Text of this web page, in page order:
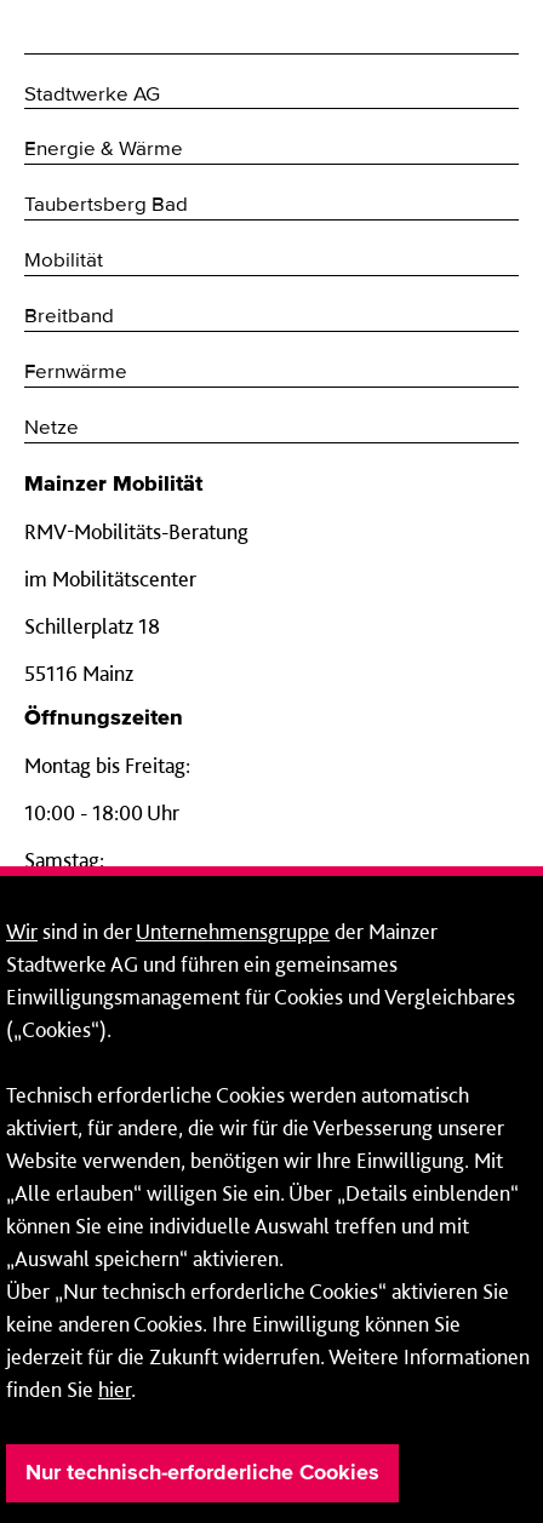
Stadtwerke AG
Energie & Wärme
Taubertsberg Bad
Mobilität
Breitband
Fernwärme
Netze
Mainzer Mobilität
RMV-Mobilitäts-Beratung
im Mobilitätscenter
Schillerplatz 18
55116 Mainz
Öffnungszeiten
Montag bis Freitag:
10:00 - 18:00 Uhr
Samstag:
24-Stunden-Telefon*
06131 – 12 77 77
Fax: 06131 – 12 66 66
* Montags bis freitags bis 7 und ab 18 Uhr sowie an
Wochenenden und Feiertagen ganztags werden Ihre
Anrufe je nach Themenauswahl an ein Callcenter des
RMV oder von nextbike weitergeleitet. Dort erhalten Sie
ausschließlich Auskünfte zum Fahrplan bzw. zu
meinRad.
Wirsind in derUnternehmensgruppe der Mainzer
Stadtwerke AG und führen ein gemeinsames
Einwilligungsmanagement für Cookies und Vergleichbares
(„Cookies“).
Technisch erforderliche Cookies werden automatisch
aktiviert, für andere, die wir für die Verbesserung unserer
Website verwenden, benötigen wir Ihre Einwilligung. Mit
„Alle erlauben“ willigen Sie ein. Über „Details einblenden“
können Sie eine individuelle Auswahl treffen und mit
„Auswahl speichern“ aktivieren.
Über „Nur technisch erforderliche Cookies“ aktivieren Sie
keine anderen Cookies. Ihre Einwilligung können Sie
jederzeit für die Zukunft widerrufen. Weitere Informationen
finden Sie hier.
Nur technisch-erforderliche Cookies